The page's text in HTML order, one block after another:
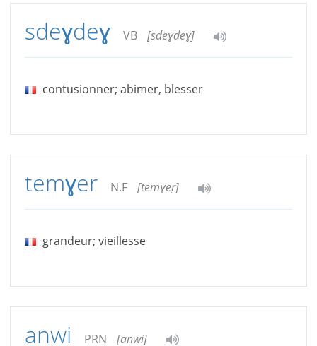
sdeɣdeɣ VB [sdeɣdeɣ]
contusionner; abimer, blesser
temɣer N.F [temɣeṛ]
grandeur; vieillesse
anwi PRN [anwi]